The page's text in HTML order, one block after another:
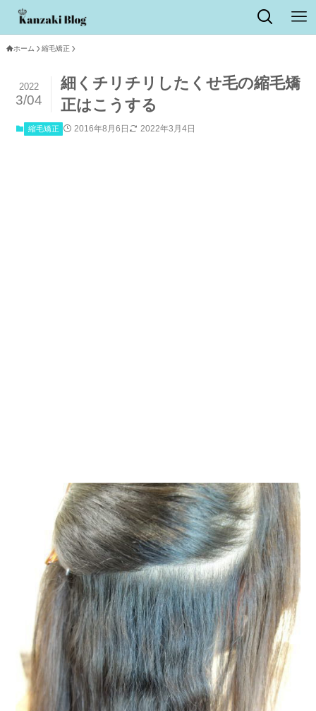
ホーム 縮毛矯正
細くチリチリしたくせ毛の縮毛矯
正はこうする
2022
3/04
縮毛矯正 2016年8月6日 2022年3月4日